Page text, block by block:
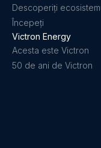
Orion-Tr 24/
(front)
Orion-Tr 24/
(right)
Orion-Tr 24/
Descoperiți
Începeți
Victron Energy
Acesta este Victron
50 de ani de Victron